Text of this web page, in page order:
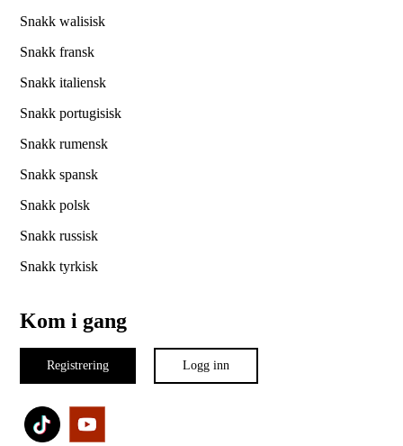
Snakk walisisk
Snakk fransk
Snakk italiensk
Snakk portugisisk
Snakk rumensk
Snakk spansk
Snakk polsk
Snakk russisk
Snakk tyrkisk
Kom i gang
Registrering Logg inn